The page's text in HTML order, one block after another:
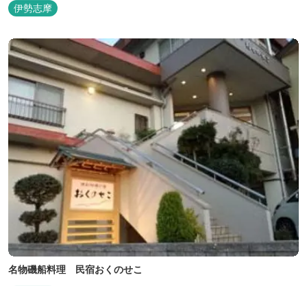
伊勢志摩
名物磯船料理 民宿おくのせこ